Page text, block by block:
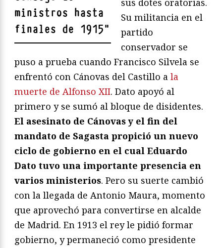
ministros hasta
finales de 1915"
sus dotes oratorias.
Su militancia en el
partido
conservador se
puso a prueba cuando Francisco Silvela se
enfrentó con Cánovas del Castillo a la
muerte de Alfonso XII. Dato apoyó al
primero y se sumó al bloque de disidentes.
El asesinato de Cánovas y el fin del
mandato de Sagasta propició un nuevo
ciclo de gobierno en el cual Eduardo
Dato tuvo una importante presencia en
varios ministerios. Pero su suerte cambió
con la llegada de Antonio Maura, momento
que aprovechó para convertirse en alcalde
de Madrid. En 1913 el rey le pidió formar
gobierno, y permaneció como presidente